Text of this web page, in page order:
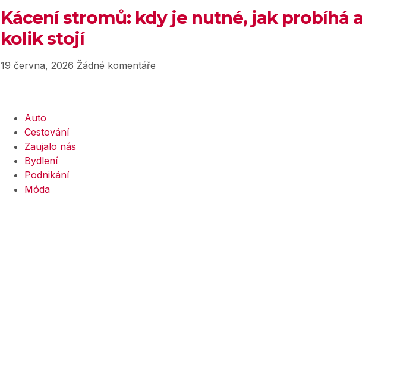
Kácení stromů: kdy je nutné, jak probíhá a
kolik stojí
19 června, 2026 Žádné komentáře
Auto
Cestování
Zaujalo nás
Bydlení
Podnikání
Móda